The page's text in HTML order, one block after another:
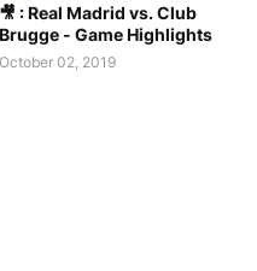
🎥 : Real Madrid vs. Club
Brugge - Game Highlights
October 02, 2019